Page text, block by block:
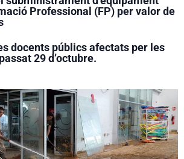
Professional (FP) per valor de
docents públics afectats per les
29 d’octubre.